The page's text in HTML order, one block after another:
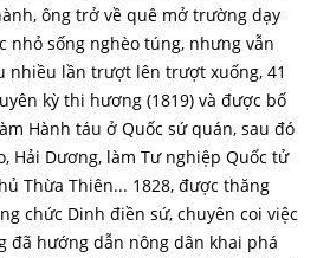
ông trở về quê mở trường dạy
nhỏ sống nghèo túng, nhưng vẫn
nhiều lần trượt lên trượt xuống, 41
kỳ thi hương (1819) và được bố
Hành táu ở Quốc sứ quán, sau đó
Hải Dương, làm Tư nghiệp Quốc tử
Thừa Thiên... 1828, được thăng
chức Dinh điền sứ, chuyên coi việc
đã hướng dẫn nông dân khai phá